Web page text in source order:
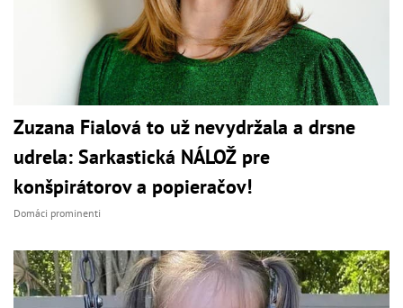
Zuzana Fialová to už nevydržala a drsne
udrela: Sarkastická NÁLOŽ pre
konšpirátorov a popieračov!
Domáci prominenti